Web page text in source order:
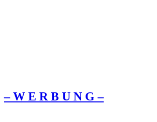
– W Ε R Β U Ν G –